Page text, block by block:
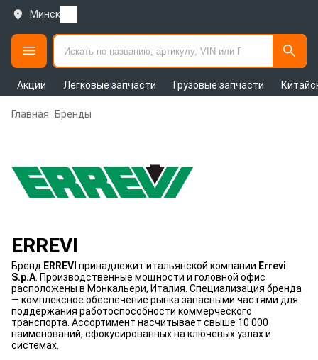
Минск
Акции Легковые запчасти Грузовые запчасти
Главная Бренды
ERREVI
Бренд ERREVI принадлежит итальянской компании Errevi
S.p.A . Производственные мощности и головной офис
расположены в Монкальери, Италия. Специализация бренда
— комплексное обеспечение рынка запасными частями для
поддержания работоспособности коммерческого
транспорта. Ассортимент насчитывает свыше 10 000
наименований, сфокусированных на ключевых узлах и
системах.